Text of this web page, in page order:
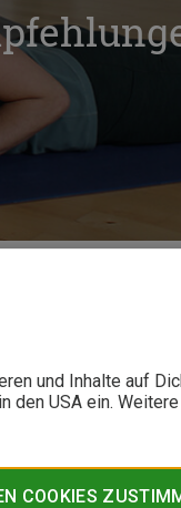
und Inhalte auf
den USA ein.
COOKIES